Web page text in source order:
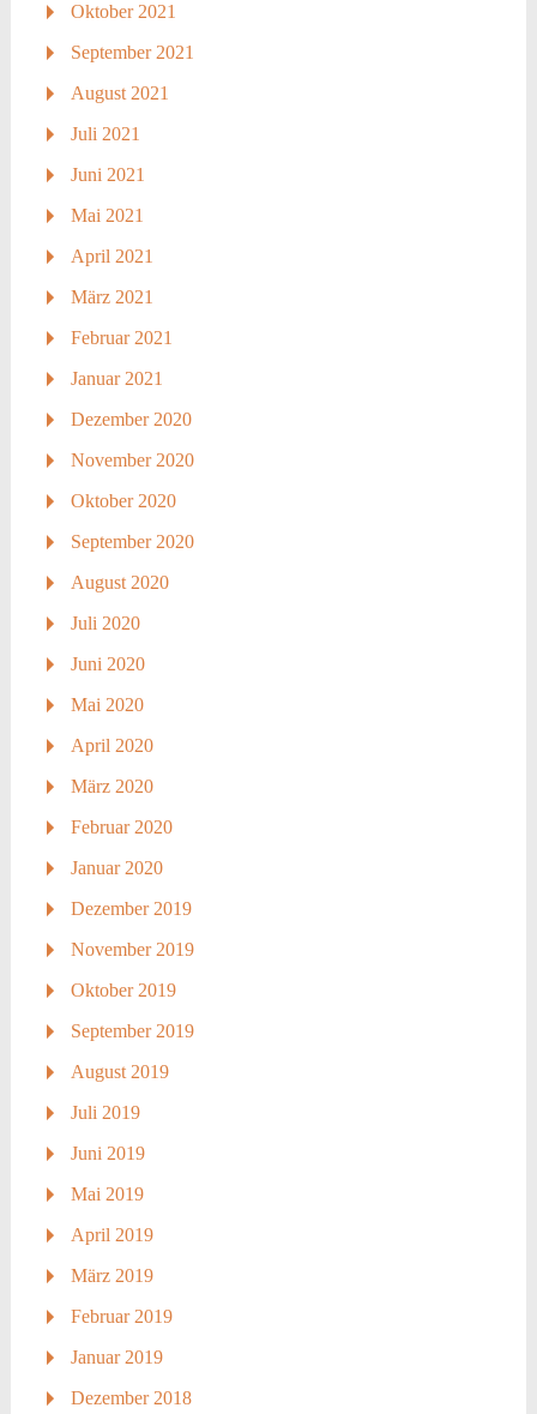
Oktober 2021
September 2021
August 2021
Juli 2021
Juni 2021
Mai 2021
April 2021
März 2021
Februar 2021
Januar 2021
Dezember 2020
November 2020
Oktober 2020
September 2020
August 2020
Juli 2020
Juni 2020
Mai 2020
April 2020
März 2020
Februar 2020
Januar 2020
Dezember 2019
November 2019
Oktober 2019
September 2019
August 2019
Juli 2019
Juni 2019
Mai 2019
April 2019
März 2019
Februar 2019
Januar 2019
Dezember 2018